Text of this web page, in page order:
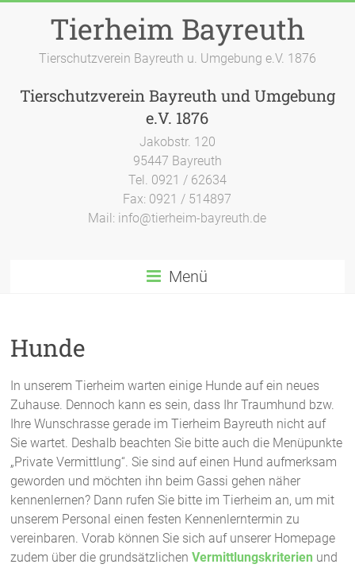
Tierheim Bayreuth
Tierschutzverein Bayreuth u. Umgebung e.V. 1876
Tierschutzverein Bayreuth und Umgebung
e.V. 1876
Jakobstr. 120
95447 Bayreuth
Tel. 0921 / 62634
Fax: 0921 / 514897
Mail: info@tierheim-bayreuth.de
Menü
Hunde
In unserem Tierheim warten einige Hunde auf ein neues
Zuhause. Dennoch kann es sein, dass Ihr Traumhund bzw.
Ihre Wunschrasse gerade im Tierheim Bayreuth nicht auf
Sie wartet. Deshalb beachten Sie bitte auch die Menüpunkte
„Private Vermittlung“. Sie sind auf einen Hund aufmerksam
geworden und möchten ihn beim Gassi gehen näher
kennenlernen? Dann rufen Sie bitte im Tierheim an, um mit
unserem Personal einen festen Kennenlerntermin zu
vereinbaren. Vorab können Sie sich auf unserer Homepage
zudem über die grundsätzlichenVermittlungskriterien und